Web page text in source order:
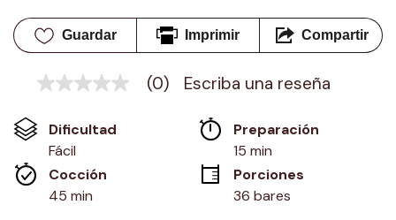
Guardar Imprimir Compartir
Sin
en
misma
página.
(0) Escriba una reseña
Dificultad
Fácil
Preparación
15 min
Cocción
45 min
Porciones
36 bares